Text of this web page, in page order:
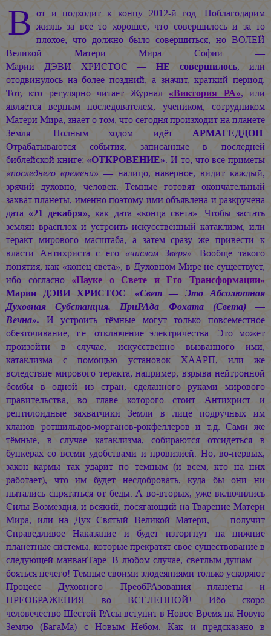
В от и подходит к концу 2012-й год. Поблагодарим
жизнь за всё то хорошее, что совершилось и за то
плохое, что должно было совершиться, но ВОЛЕЙ
Великой Матери Мира Софии —
Марии ДЭВИ ХРИСТОС —
НЕ совершилось, или
отодвинулось на более поздний, а значит, краткий период.
Тот, кто регулярно читает Журнал «Виктория РА», или
является верным последователем, учеником, сотрудником
Матери Мира, знает о том, что сегодня произходит на планете
Земля. Полным ходом идёт АРМАГЕДДОН.
Отрабатываются события, записанные в последней
библейской книге: «ОТКРОВЕНИЕ». И то, что все приметы
«последнего времени» — налицо, наверное, видит каждый,
зрячий духовно, человек. Тёмные готовят окончательный
захват планеты, именно поэтому ими объявлена и разкручена
дата «21 декабря», как дата «конца света». Чтобы застать
землян врасплох и устроить искусственный катаклизм, или
теракт мирового масштаба, а затем сразу же привести к
власти Антихриста с его «числом Зверя». Вообще такого
понятия, как «конец света», в Духовном Мире не существует,
ибо согласно «Науке о Свете и Его Трансформации»
Марии ДЭВИ ХРИСТОС: «Свет — Это Абсолютная
Духовная Субстанция. ПриРАда Фохата (Света) —
Вечна». И устроить тёмные могут только повсеместное
обезточивание, т.е. отключение электричества. Это может
произойти в случае, искусственно вызванного ими,
катаклизма с помощью установок ХААРП, или же
вследствие мирового теракта, например, взрыва нейтронной
бомбы в одной из стран, сделанного руками мирового
правительства, во главе которого стоит Антихрист и
рептилоидные захватчики Земли в лице подручных им
кланов ротшильдов-морганов-рокфеллеров и т.д. Сами же
тёмные, в случае катаклизма, собираются отсидеться в
бункерах со всеми удобствами и провизией. Но, во-первых,
закон кармы так ударит по тёмным (и всем, кто на них
работает), что им будет несдобровать, куда бы они ни
пытались спрятаться от беды. А во-вторых, уже включились
Силы Возмездия, и всякий, посягающий на Тварение Матери
Мира, или на Дух Святый Великой Матери, — получит
Справедливое Наказание и будет изторгнут на нижние
планетные системы, которые прекратят своё существование в
следующей манванТаре. В любом случае, светлым душам —
бояться нечего! Тёмные своими злодеяниями только ускоряют
Процесс Духовного ПреобРАзования планеты и
ПРЕОБРАЖЕНИЯ во ВСЕЛЕННОЙ! Ибо скоро
человечество Шестой РАсы вступит в Новое Время на Новую
Землю (БагаМа) с Новым Небом. Как и предсказано в